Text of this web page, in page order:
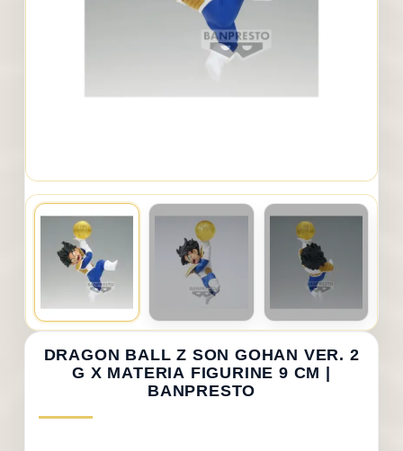
DRAGON BALL Z SON GOHAN VER. 2
G X MATERIA FIGURINE 9 CM |
BANPRESTO